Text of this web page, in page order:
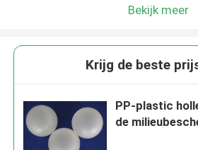
Bekijk meer
Krijg de beste
PP-plastic
de